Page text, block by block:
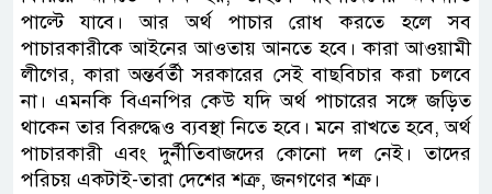
পাল্টে যাবে। আর অর্থ পাচার রোধ করতে হলে সব
পাচারকারীকে আইনের আওতায় আনতে হবে। কারা আওয়ামী
লীগের, কারা অন্তর্বর্তী সরকারের সেই বাছবিচার করা চলবে
না। এমনকি বিএনপির কেউ যদি অর্থ পাচারের সঙ্গে জড়িত
থাকেন তার বিরুদ্ধেও ব্যবস্থা নিতে হবে। মনে রাখতে হবে, অর্থ
পাচারকারী এবং দুর্নীতিবাজদের কোনো দল নেই। তাদের
পরিচয় একটাই-তারা দেশের শত্রু, জনগণের শত্রু।